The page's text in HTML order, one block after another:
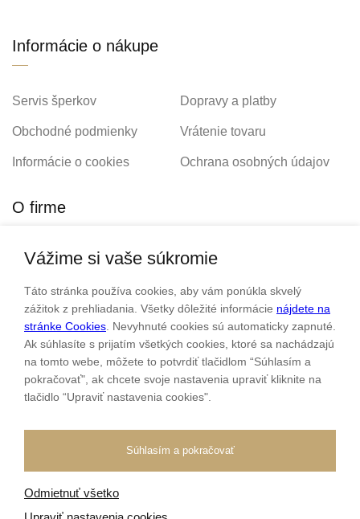
Informácie o nákupe
Servis šperkov Dopravy a platby
Obchodné podmienky Vrátenie tovaru
Informácie o cookies Ochrana osobných údajov
O firme
Personalizovaný šperk O nás
Kontakt
Sme rodinná firma a zameriavame sa na predaj hodiniek a
šperkov od roku 1994.
Pozrite sa na naše ďaľšie web stránky.
Všetky práva vyhradené
Tvorba e-shopovodBlueweb s.r.o.
Vážime si vaše súkromie
Táto stránka používa cookies, aby vám ponúkla skvelý
zážitok z prehliadania. Všetky dôležité informácie nájdete na
stránke Cookies . Nevyhnuté cookies sú automaticky zapnuté.
Ak súhlasíte s prijatím všetkých cookies, ktoré sa nachádzajú
na tomto webe, môžete to potvrdiť tlačidlom “Súhlasím a
pokračovať", ak chcete svoje nastavenia upraviť kliknite na
tlačidlo “Upraviť nastavenia cookies".
Súhlasím a pokračovať
Odmietnuť všetko